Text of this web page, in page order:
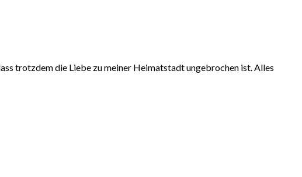
trotzdem die Liebe zu meiner Heimatstadt ungebrochen ist. Alles